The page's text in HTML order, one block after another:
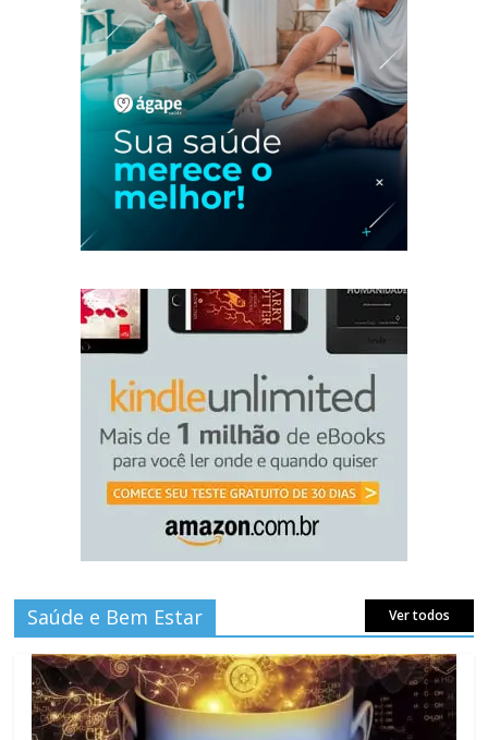
ESPANHA NO CICLISMO LA VUELTA – O
PASSEIO DE BICICLETA
No Comments
Saúde e Bem Estar Ver todos